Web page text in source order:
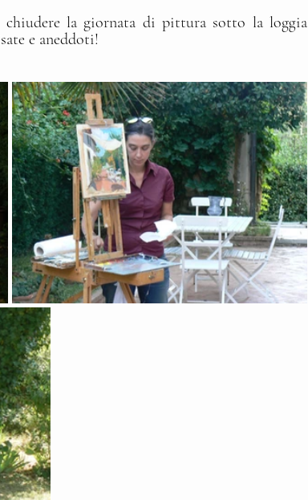
la giornata di pittura sotto la loggia
e aneddoti!